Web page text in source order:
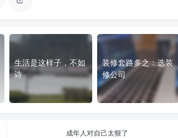
生活是这样子，不如
诗
装修套路多之：选装
修公司
成年人对自己太狠了